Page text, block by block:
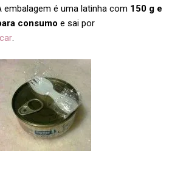
embalagem é uma latinha com 150 g e
consumo e sai por
.